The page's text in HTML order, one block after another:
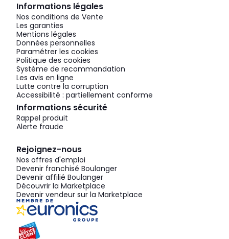
Informations légales
Nos conditions de Vente
Les garanties
Mentions légales
Données personnelles
Paramétrer les cookies
Politique des cookies
Système de recommandation
Les avis en ligne
Lutte contre la corruption
Accessibilité : partiellement conforme
Informations sécurité
Rappel produit
Alerte fraude
Rejoignez-nous
Nos offres d'emploi
Devenir franchisé Boulanger
Devenir affilié Boulanger
Découvrir la Marketplace
Devenir vendeur sur la Marketplace